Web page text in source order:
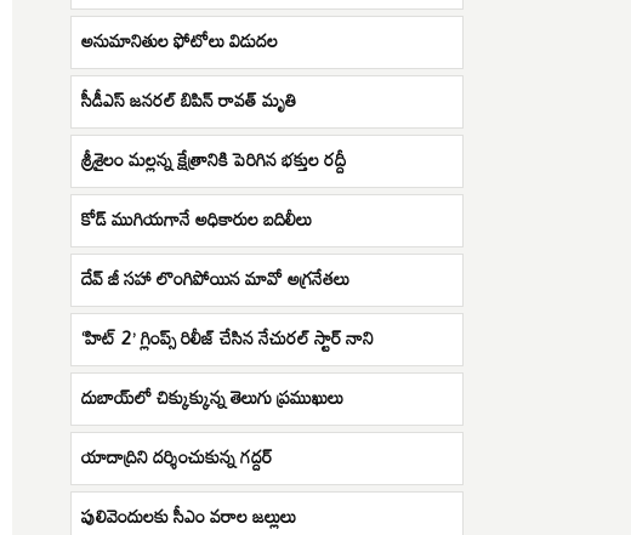
అనుమానితుల ఫోటోలు విడుదల
సీడీఎస్ జనరల్ బిపిన్ రావత్ మృతి
శ్రీశైలం మల్లన్న క్షేత్రానికి పెరిగిన భక్తుల రద్దీ
కోడ్ ముగియగానే అధికారుల బదిలీలు
దేవ్ జీ సహా లొంగిపోయిన మావో అగ్రనేతలు
‘హిట్ 2’ గ్లింప్స్ రిలీజ్ చేసిన నేచుర‌ల్ స్టార్ నాని
దుబాయ్‌లో చిక్కుక్కున్న తెలుగు ప్రముఖులు
యాదాద్రిని దర్శించుకున్న గద్దర్
పులివెందులకు సీఎం వరాల జల్లులు